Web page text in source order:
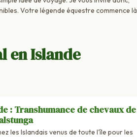
Votre légende équestre commence là
en Islande
: Transhumance de chevaux de
les Islandais venus de toute l'île pour les